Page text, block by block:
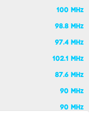
100 MHz
98.8 MHz
97.4 MHz
102.1 MHz
87.6 MHz
90 MHz
90 MHz